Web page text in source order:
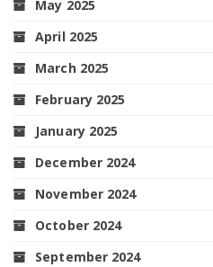
May 2025
April 2025
March 2025
February 2025
January 2025
December 2024
November 2024
October 2024
September 2024